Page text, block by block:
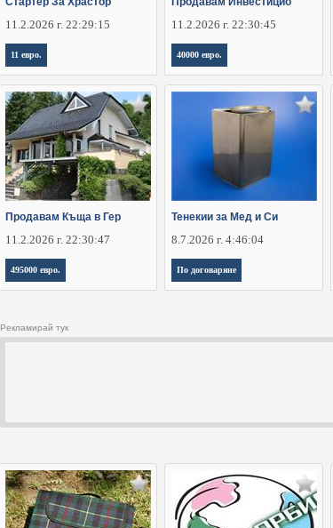
11.2.2026 г. 22:29:15
11 евро.
11.2.2026 г. 22:30:45
40000 евро.
Продавам Къща в Гер
11.2.2026 г. 22:30:47
495000 евро.
Тенекии за Мед и Си
8.7.2026 г. 4:46:04
По договаряне
Рекламирай тук